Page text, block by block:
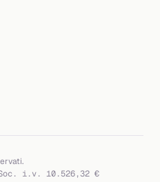
Soc. i.v. 10.526,32 €